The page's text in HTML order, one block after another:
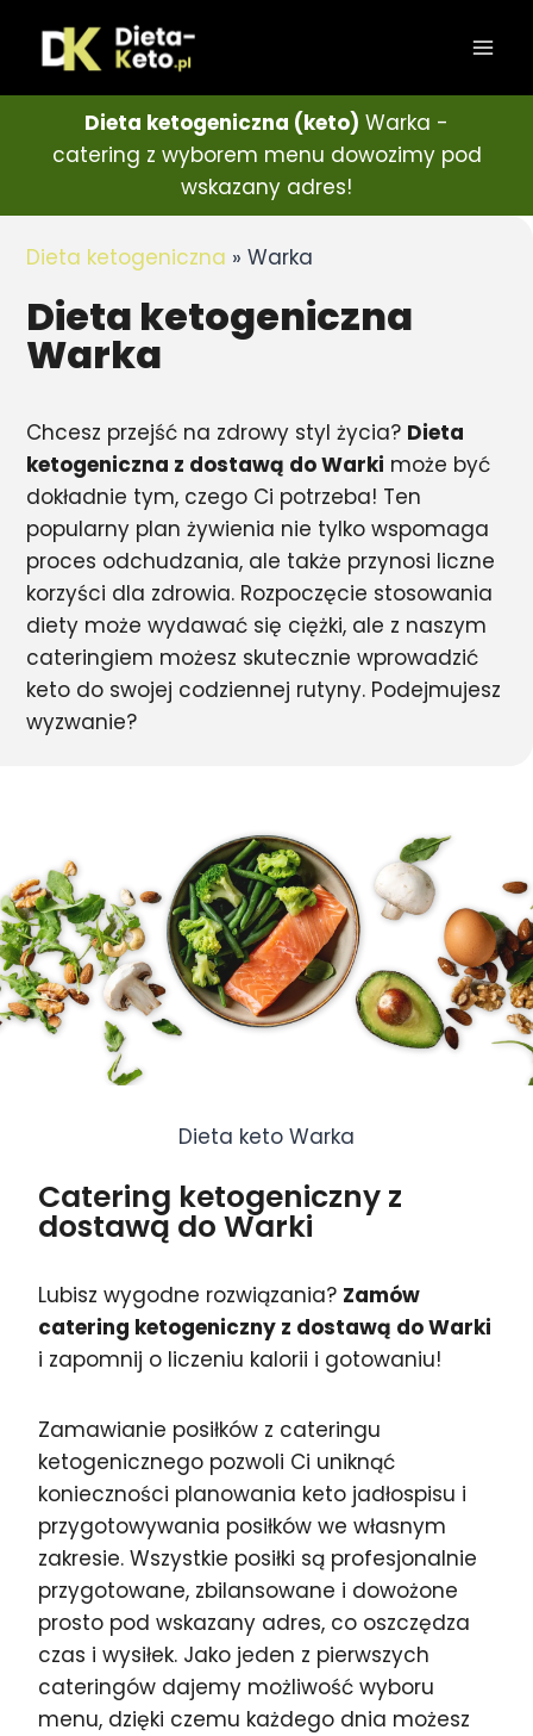
Dieta ketogeniczna (keto) Warka -
catering z wyborem menu dowozimy pod
wskazany adres!
Dieta ketogeniczna »Warka
Dieta ketogeniczna
Warka
Chcesz przejść na zdrowy styl życia? Dieta
ketogeniczna z dostawą do Warki może być
dokładnie tym, czego Ci potrzeba! Ten
popularny plan żywienia nie tylko wspomaga
proces odchudzania, ale także przynosi liczne
korzyści dla zdrowia. Rozpoczęcie stosowania
diety może wydawać się ciężki, ale z naszym
cateringiem możesz skutecznie wprowadzić
keto do swojej codziennej rutyny. Podejmujesz
wyzwanie?
Dieta keto Warka
Catering ketogeniczny z
dostawą do Warki
Lubisz wygodne rozwiązania? Zamów
catering ketogeniczny z dostawą do Warki
i zapomnij o liczeniu kalorii i gotowaniu!
Zamawianie posiłków z cateringu
ketogenicznego pozwoli Ci uniknąć
konieczności planowania keto jadłospisu i
przygotowywania posiłków we własnym
zakresie. Wszystkie posiłki są profesjonalnie
przygotowane, zbilansowane i dowożone
prosto pod wskazany adres, co oszczędza
czas i wysiłek. Jako jeden z pierwszych
cateringów dajemy możliwość wyboru
menu, dzięki czemu każdego dnia możesz